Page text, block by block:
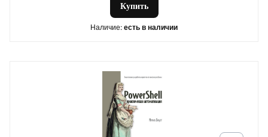
Купить
Наличие: есть в наличии